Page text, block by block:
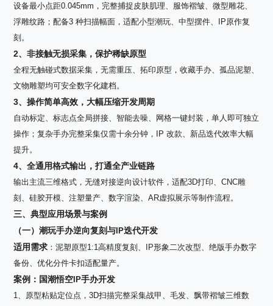
设备最小点距0.045mm ，完整捕捉皮肤肌理、服饰褶皱、微型雕花、
浮雕纹路；配备3种扫描幅面，适配小型潮玩、中型摆件、 IP 原作复
刻。
2、非接触无损采集，保护稀缺原型
全程无触碰式数据采集，无需重压、拓印原型，收藏手办、孤品泥塑、
文物雕塑均可安全数字化建档。
3、操作简单高效，大幅压缩开发周期
自动标定、标志点全局拼接、智能去噪、网格一键封装，单人即可独立
操作；复杂手办完整采集仅需十余分钟， IP改款、新品迭代效率大幅
提升。
4、全通用格式输出，打通全产业链路
输出主流三维格式，无缝对接逆向设计软件，适配3D打印、CNC雕
刻、硅胶开模、注塑量产、数字渲染、AR虚拟展示等制作流程。
三、典型应用场景与案例
（一）潮玩手办逆向复刻与IP迭代开发
适用需求 ：泥塑原型1:1高精度复刻、 IP形象二次改型、绝版手办数字
备份、优化分件卡扣适配量产。
案例：国潮悟空IP手办开发
1、原型粘贴定位点，3D扫描完整采集战甲、毛发、飘带褶皱三维数